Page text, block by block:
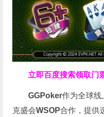
立即百度搜索领取门
GGPoker作为全球线
克盛会WSOP合作，提供